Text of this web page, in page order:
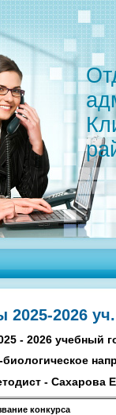
2025-2026
- 2026 учебный
- Сахарова
конкурса